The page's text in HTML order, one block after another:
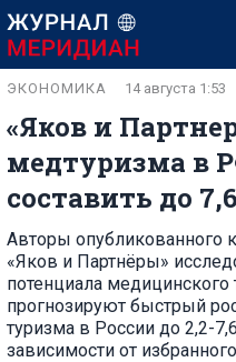
«Яков и
медтуризма в
составить до
ЭКОНОМИКА 14 августа 1:53
Авторы опубликованного
«Яков и Партнёры»
потенциала медицинского
прогнозируют быстрый
туризма в России до 2,2-
зависимости от